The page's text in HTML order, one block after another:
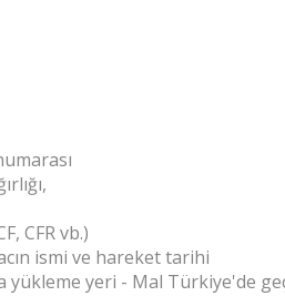
CFR vb.)
ismi ve hareket tarihi
yükleme yeri - Mal Türkiye'de